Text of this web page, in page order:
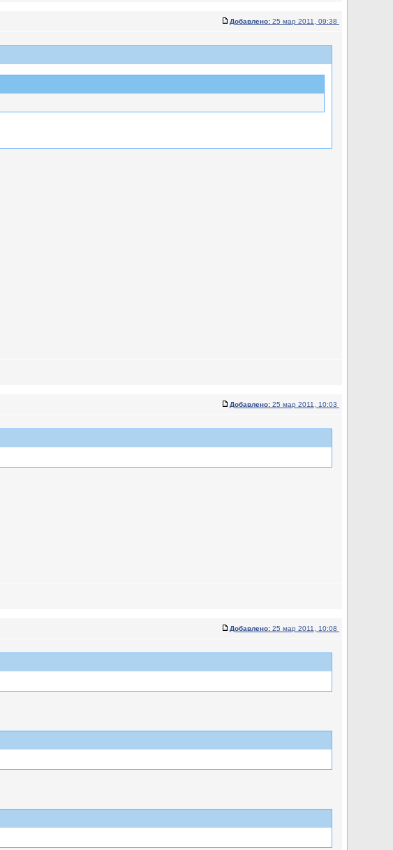
Добавлено: 25 мар 2011, 09:38
Добавлено: 25 мар 2011, 10:03
Добавлено: 25 мар 2011, 10:08